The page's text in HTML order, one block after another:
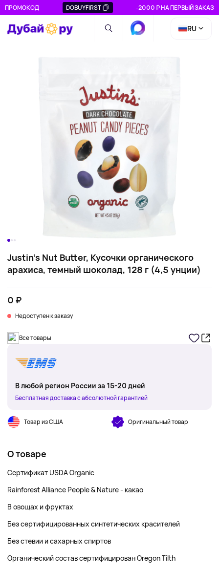
ПРОМОКОД DOBUYFIRST -2000 ₽ НА ПЕРВЫЙ ЗАКАЗ
RU
Justin's Nut Butter, Кусочки органического
арахиса, темный шоколад, 128 г (4,5 унции)
0 ₽
Недоступен к заказу
Все товары
В любой регион России за 15-20 дней
Бесплатная доставка с абсолютной гарантией
Товар из США Оригинальный товар
О товаре
Сертификат USDA Organic
Rainforest Alliance People & Nature - какао
В овощах и фруктах
Без сертифицированных синтетических красителей
Без стевии и сахарных спиртов
Органический состав сертифицирован Oregon Tilth